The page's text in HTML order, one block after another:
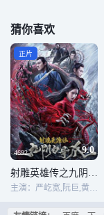
猜你喜欢
4692 9.0
正片
射雕英雄传之九阴白骨爪
主演：严屹宽,阮巨,黄曦彦,何昶希,更登彭措